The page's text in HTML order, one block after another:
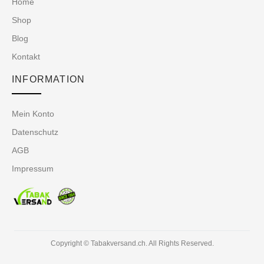
Home
Shop
Blog
Kontakt
INFORMATION
Mein Konto
Datenschutz
AGB
Impressum
Copyright © Tabakversand.ch. All Rights Reserved.